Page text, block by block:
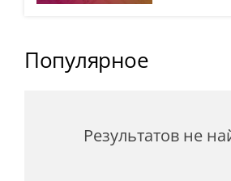
Популярное
Результатов не